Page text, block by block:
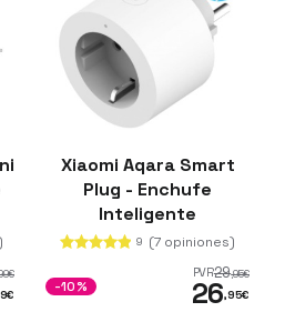
€
€
Xiaomi Aqara Smart
Plug - Enchufe
Inteligente
9 (7 opiniones)
PVR29,95€
26,95€
-10%